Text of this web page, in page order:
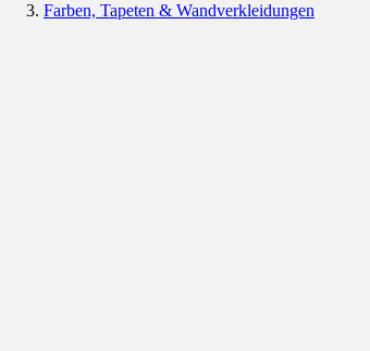
Farben, Tapeten & Wandverkleidungen